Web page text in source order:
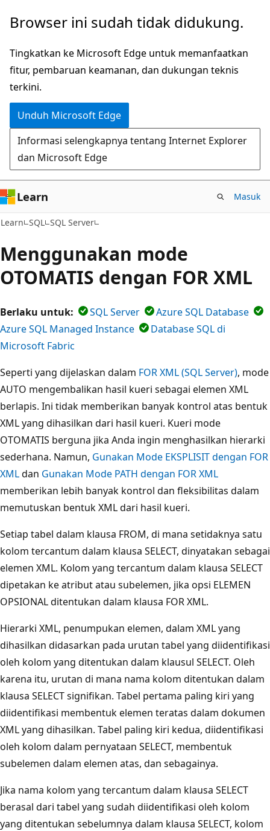
Lompati
konten
utama
Browser ini sudah tidak didukung.
Tingkatkan ke Microsoft Edge untuk memanfaatkan
fitur, pembaruan keamanan, dan dukungan teknis
terkini.
Unduh Microsoft Edge
Informasi selengkapnya tentang Internet Explorer
dan Microsoft Edge
Learn Masuk
Learn SQL SQL Server
Menggunakan mode
OTOMATIS dengan FOR XML
Berlaku untuk: SQL Server
Azure SQL Database
Azure SQL Managed Instance
Database SQL di
Microsoft Fabric
Seperti yang dijelaskan dalam FOR XML (SQL Server), mode
AUTO mengembalikan hasil kueri sebagai elemen XML
berlapis. Ini tidak memberikan banyak kontrol atas bentuk
XML yang dihasilkan dari hasil kueri. Kueri mode
OTOMATIS berguna jika Anda ingin menghasilkan hierarki
sederhana. Namun, Gunakan Mode EKSPLISIT dengan FOR
XMLdan Gunakan Mode PATH dengan FOR XML
memberikan lebih banyak kontrol dan fleksibilitas dalam
memutuskan bentuk XML dari hasil kueri.
Setiap tabel dalam klausa FROM, di mana setidaknya satu
kolom tercantum dalam klausa SELECT, dinyatakan sebagai
elemen XML. Kolom yang tercantum dalam klausa SELECT
dipetakan ke atribut atau subelemen, jika opsi ELEMEN
OPSIONAL ditentukan dalam klausa FOR XML.
Hierarki XML, penumpukan elemen, dalam XML yang
dihasilkan didasarkan pada urutan tabel yang diidentifikasi
oleh kolom yang ditentukan dalam klausul SELECT. Oleh
karena itu, urutan di mana nama kolom ditentukan dalam
klausa SELECT signifikan. Tabel pertama paling kiri yang
diidentifikasi membentuk elemen teratas dalam dokumen
XML yang dihasilkan. Tabel paling kiri kedua, diidentifikasi
oleh kolom dalam pernyataan SELECT, membentuk
subelemen dalam elemen atas, dan sebagainya.
Jika nama kolom yang tercantum dalam klausa SELECT
berasal dari tabel yang sudah diidentifikasi oleh kolom
yang ditentukan sebelumnya dalam klausa SELECT, kolom